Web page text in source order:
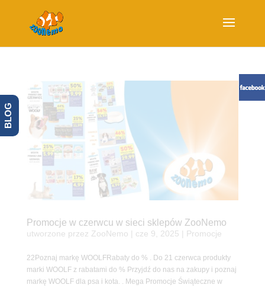
Promocje w czerwcu w sieci sklepów ZooNemo
utworzone przez ZooNemo cze 9, 2025 Promocje
22Poznaj markę WOOLFRabaty do % . Do 21 czerwca produkty
marki WOOLF z rabatami do % Przyjdź do nas na zakupy i poznaj
markę WOOLF dla psa i kota. . Mega Promocje Świąteczne w
BLOG